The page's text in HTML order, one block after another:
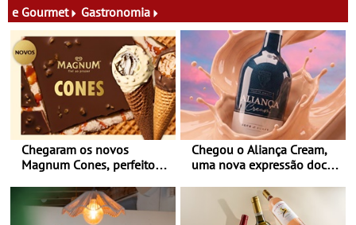
e Gourmet
Gastronomia
Chegaram os novos
Magnum Cones, perfeitos
Chegou o Aliança Cream,
uma nova expressão doce